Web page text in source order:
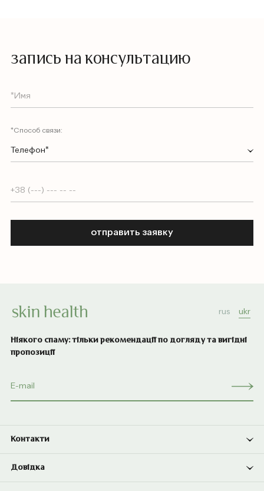
запись на консультацию
*Способ связи:
Телефон*
отправить заявку
rus ukr
Ніякого спаму: тільки рекомендації по догляду та вигідні
пропозиції
Контакти
Довідка